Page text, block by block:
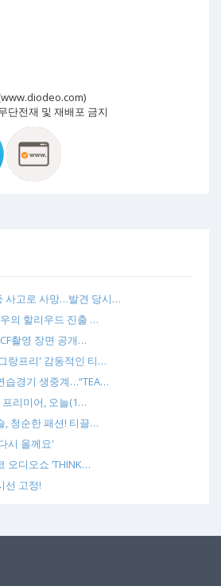
전재 및 재배포 금지
사고로 사망…발견 당시…
의 할리우드 진출 …
촬영 장면 공개…
랑프리' 감동적인 티…
습경기 생중계…“TEA…
프리미어, 오늘(1…
, 청순한 패션! 티끌…
시 올께요'
오디오쇼 ‘THINK…
선 고정!